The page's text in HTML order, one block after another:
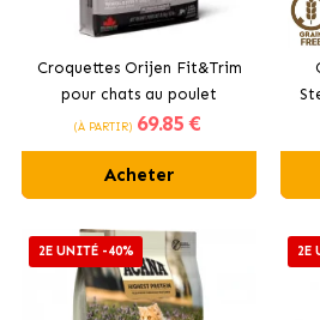
Croquettes Orijen Fit&Trim
pour chats au poulet
(À PARTIR) 69.85 €
Acheter
2E UNITÉ -40% 2E